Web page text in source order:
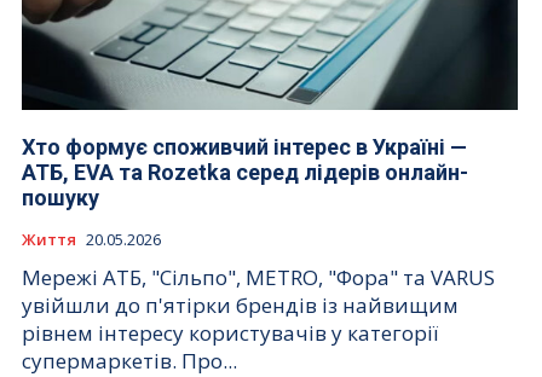
Хто формує споживчий інтерес в Україні —
АТБ, EVA та Rozetka серед лідерів онлайн-
пошуку
Життя 20.05.2026
Мережі АТБ, "Сільпо", METRO, "Фора" та VARUS
увійшли до п'ятірки брендів із найвищим
рівнем інтересу користувачів у категорії
супермаркетів. Про...